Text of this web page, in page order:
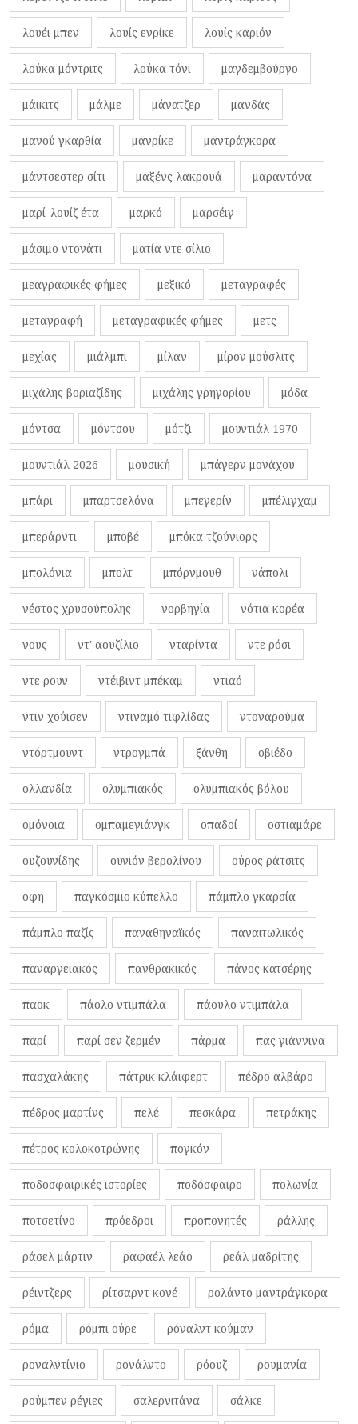
λουέι μπεν λουίς ενρίκε λουίς καριόν
λούκα μόντριτς λούκα τόνι μαγδεμβούργο
μάικιτς μάλμε μάνατζερ μανδάς
μανού γκαρθία μανρίκε μαντράγκορα
μάντσεστερ σίτι μαξένς λακρουά μαραντόνα
μαρί-λουίζ έτα μαρκό μαρσέιγ
μάσιμο ντονάτι ματία ντε σίλιο
μεαγραφικές φήμες μεξικό μεταγραφές
μεταγραφή μεταγραφικές φήμες μετς
μεχίας μιάλμπι μίλαν μίρον μούσλιτς
μιχάλης βοριαζίδης μιχάλης γρηγορίου μόδα
μόντσα μόντσου μότζι μουντιάλ 1970
μουντιάλ 2026 μουσική μπάγερν μονάχου
μπάρι μπαρτσελόνα μπεγερίν μπέλιγχαμ
μπεράρντι μποβέ μπόκα τζούνιορς
μπολόνια μπολτ μπόρνμουθ νάπολι
νέστος χρυσούπολης νορβηγία νότια κορέα
νους ντ' αουζίλιο νταρίντα ντε ρόσι
ντε ρουν ντέιβιντ μπέκαμ ντιαό
ντιν χούισεν ντιναμό τιφλίδας ντοναρούμα
ντόρτμουντ ντρογμπά ξάνθη οβιέδο
ολλανδία ολυμπιακός ολυμπιακός βόλου
ομόνοια ομπαμεγιάνγκ οπαδοί οστιαμάρε
ουζουνίδης ουνιόν βερολίνου ούρος ράτσιτς
οφη παγκόσμιο κύπελλο πάμπλο γκαρσία
πάμπλο παζίς παναθηναϊκός παναιτωλικός
παναργειακός πανθρακικός πάνος κατσέρης
παοκ πάολο ντιμπάλα πάουλο ντιμπάλα
παρί παρί σεν ζερμέν πάρμα πας γιάννινα
πασχαλάκης πάτρικ κλάιφερτ πέδρο αλβάρο
πέδρος μαρτίνς πελέ πεσκάρα πετράκης
πέτρος κολοκοτρώνης πογκόν
ποδοσφαιρικές ιστορίες ποδόσφαιρο πολωνία
ποτσετίνο πρόεδροι προπονητές ράλλης
ράσελ μάρτιν ραφαέλ λεάο ρεάλ μαδρίτης
ρέιντζερς ρίτσαρντ κονέ ρολάντο μαντράγκορα
ρόμα ρόμπι ούρε ρόναλντ κούμαν
ροναλντίνιο ρονάλντο ρόουζ ρουμανία
ρούμπεν ρέγιες σαλερνιτάνα σάλκε